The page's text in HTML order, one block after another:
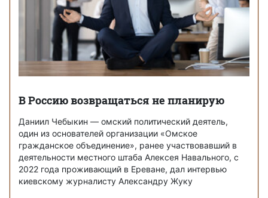
В Россию возвращаться не планирую
Даниил Чебыкин — омский политический деятель,
один из основателей организации «Омское
гражданское объединение», ранее участвовавший в
деятельности местного штаба Алексея Навального, с
2022 года проживающий в Ереване, дал интервью
киевскому журналисту Александру Жуку